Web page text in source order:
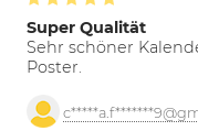
Super Qualität
Sehr schöner
Poster.